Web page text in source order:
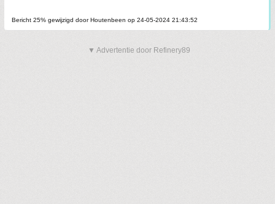
Bericht 25% gewijzigd door Houtenbeen op 24-05-2024 21:43:52
▼ Advertentie door Refinery89